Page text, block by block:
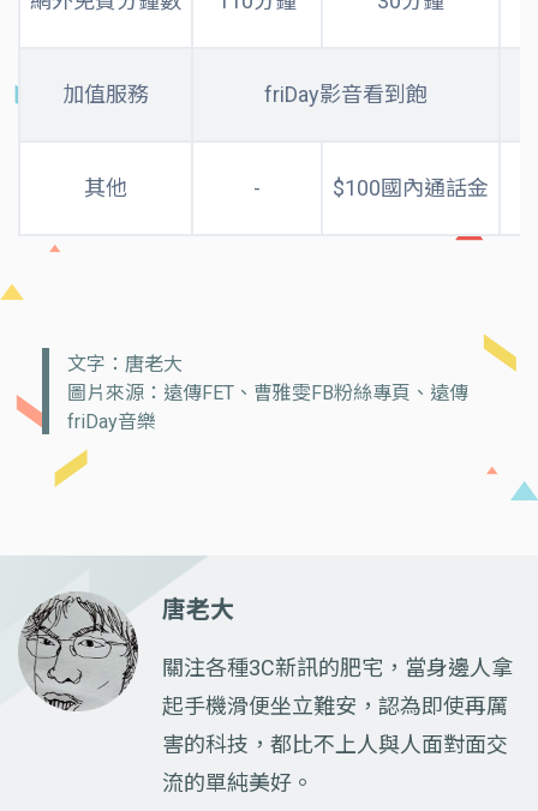
加值服務 friDay影音看到飽
其他 - $100國內通話金
文字：唐老大
圖片來源：遠傳FET、曹雅雯FB粉絲專頁、遠傳
friDay音樂
唐老大
關注各種3C新訊的肥宅，當身邊人拿
起手機滑便坐立難安，認為即使再厲
害的科技，都比不上人與人面對面交
流的單純美好。